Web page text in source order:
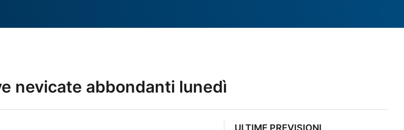
nevicate abbondanti lunedì
ULTIME PREVISIONI